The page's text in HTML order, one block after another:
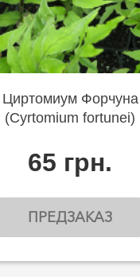
Циртомиум Форчуна
(Cyrtomium fortunei)
65 грн.
ПРЕДЗАКАЗ